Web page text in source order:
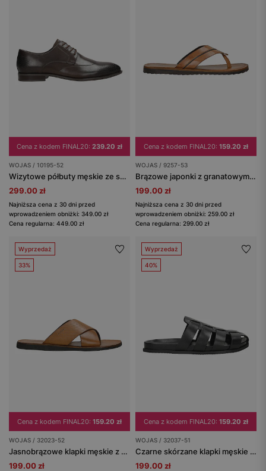
Cena z kodem FINAL20: 239.20 zł
WOJAS / 10195-52
Wizytowe półbuty męskie ze skóry licowej
299.00 zł
Najniższa cena z 30 dni przed
wprowadzeniem obniżki: 349.00 zł
Cena regularna: 449.00 zł
Cena z kodem FINAL20: 159.20 zł
WOJAS / 9257-53
Brązowe japonki z granatowym paskiem
199.00 zł
Najniższa cena z 30 dni przed
wprowadzeniem obniżki: 259.00 zł
Cena regularna: 299.00 zł
Wyprzedaż
33%
Cena z kodem FINAL20: 159.20 zł
WOJAS / 32023-52
Jasnobrązowe klapki męskie z krzyżującymi się paskami
199.00 zł
Wyprzedaż
40%
Cena z kodem FINAL20: 159.20 zł
WOJAS / 32037-51
Czarne skórzane klapki męskie fisherman
199.00 zł